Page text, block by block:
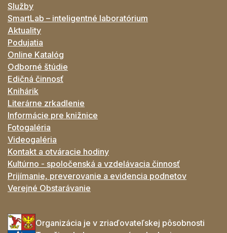
Služby
SmartLab – inteligentné laboratórium
Aktuality
Podujatia
Online Katalóg
Odborné štúdie
Edičná činnosť
Knihárik
Literárne zrkadlenie
Informácie pre knižnice
Fotogaléria
Videogaléria
Kontakt a otváracie hodiny
Kultúrno - spoločenská a vzdelávacia činnosť
Prijímanie, preverovanie a evidencia podnetov
Verejné Obstarávanie
Organizácia je v zriaďovateľskej pôsobnosti